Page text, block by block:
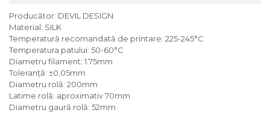
Producător: DEVIL DESIGN
Material: SILK
Temperatură recomandată de printare: 225-245°C
Temperatura patului: 50-60°C
Diametru filament: 1.75mm
Toleranță: ±0,05mm
Diametru rolă: 200mm
Latime rolă: aproximativ 70mm
Diametru gaură rolă: 52mm